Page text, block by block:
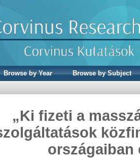
Browse by Year
Browse by Subject
„Ki fizeti a
országaiban